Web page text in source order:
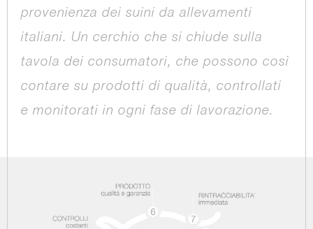
provenienza dei suini da allevamenti
italiani. Un cerchio che si chiude sulla
tavola dei consumatori, che possono così
contare su prodotti di qualità, controllati
e monitorati in ogni fase di lavorazione.